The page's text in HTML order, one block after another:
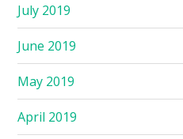
July 2019
June 2019
May 2019
April 2019